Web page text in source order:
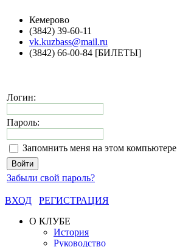
Кемерово
(3842) 39-60-11
vk.kuzbass@mail.ru
(3842) 66-00-84 [БИЛЕТЫ]
Логин:
Пароль:
Запомнить меня на этом компьютере
Забыли свой пароль?
ВХОД
РЕГИСТРАЦИЯ
О КЛУБЕ
История
Руководство